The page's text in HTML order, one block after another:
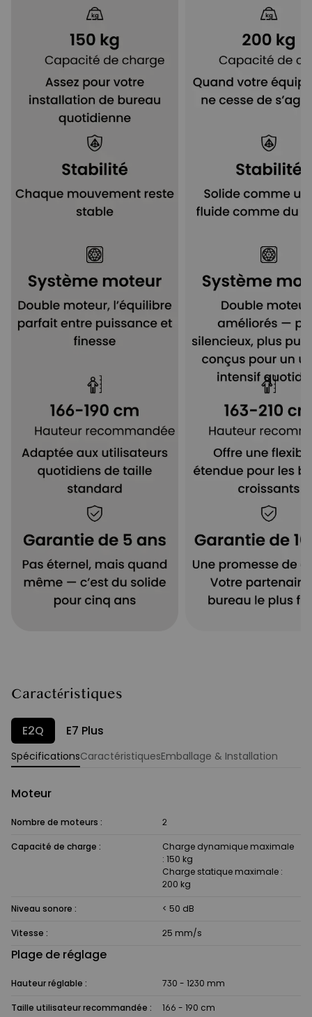
Caractéristiques
E2Q E7 Plus
SpécificationsCaractéristiquesEmballage & Installation
Moteur
Nombre de moteurs : 2
Capacité de charge :
Charge dynamique maximale
: 150 kg
Charge statique maximale :
200 kg
Niveau sonore : < 50 dB
Vitesse : 25 mm/s
Plage de réglage
Hauteur réglable : 730 - 1230 mm
Taille utilisateur recommandée : 166 - 190 cm